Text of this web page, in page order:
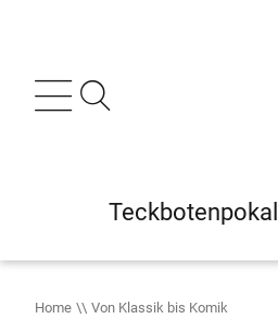
Teckbotenpokal
Home Von Klassik bis Komik